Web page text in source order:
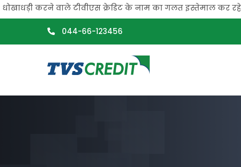
करने वाले टीवीएस क्रेडिट के नाम का गलत इस्तेमाल कर रहे हैं.
044-66-123456